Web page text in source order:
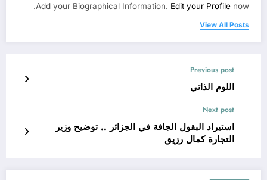
Add your Biographical Information. Edit your Profile now.
View All Posts
Previous post
اللوم الذاتي
Next post
استيراد البقول الجافة في الجزائر .. توضيح وزير
التجارة كمال رزيق